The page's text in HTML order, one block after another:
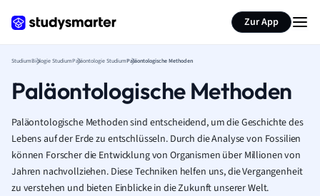
Zur App
StudiumBiologie StudiumPaläontologie StudiumPaläontologische Methoden
Paläontologische Methoden
Paläontologische Methoden sind entscheidend, um die Geschichte des
Lebens auf der Erde zu entschlüsseln. Durch die Analyse von Fossilien
können Forscher die Entwicklung von Organismen über Millionen von
Jahren nachvollziehen. Diese Techniken helfen uns, die Vergangenheit
zu verstehen und bieten Einblicke in die Zukunft unserer Welt.